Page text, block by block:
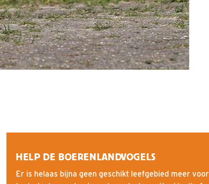
HELP DE BOERENLANDVOGELS
Er is helaas bijna geen geschikt leefgebied meer voor